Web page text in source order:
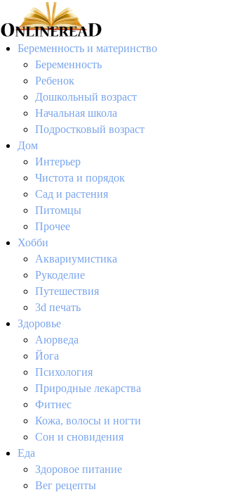
Беременность и материнство
Беременность
Ребенок
Дошкольный возраст
Начальная школа
Подростковый возраст
Дом
Интерьер
Чистота и порядок
Сад и растения
Питомцы
Прочее
Хобби
Аквариумистика
Рукоделие
Путешествия
3d печать
Здоровье
Аюрведа
Йога
Психология
Природные лекарства
Фитнес
Кожа, волосы и ногти
Сон и сновидения
Еда
Здоровое питание
Вег рецепты